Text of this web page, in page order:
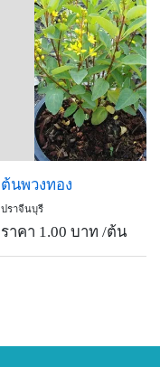
ต้นพวงทอง
ปราจีนบุรี
ราคา 1.00 บาท /ต้น